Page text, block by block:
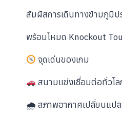
สัมผัสการเดินทางข้ามภูมิป
พร้อมโหมด Knockout
จุดเด่นของเกม
สนามแข่งเชื่อมต่อทั่วโล
🌧 สภาพอากาศเปลี่ยนแป